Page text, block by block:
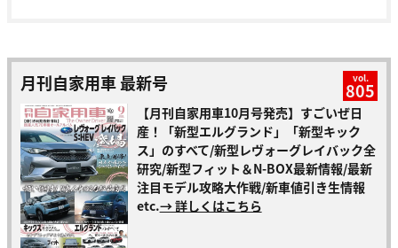
月刊自家用車 最新号 vol.
805
【月刊自家用車10月号発売】すごいぜ日
産！「新型エルグランド」「新型キック
ス」のすべて/新型レヴォーグレイバック全
研究/新型フィット＆N-BOX最新情報/最新
注目モデル攻略大作戦/新車値引き生情報
etc.→ 詳しくはこちら